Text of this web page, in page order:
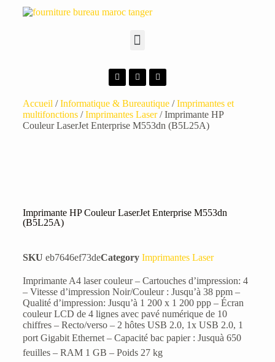
Accueil /Informatique & Bureautique/Imprimantes et
multifonctions/Imprimantes Laser/ Imprimante HP
Couleur LaserJet Enterprise M553dn (B5L25A)
Imprimante HP Couleur LaserJet Enterprise M553dn
(B5L25A)
SKU eb7646ef73deCategory Imprimantes Laser
Imprimante A4 laser couleur – Cartouches d’impression: 4
– Vitesse d’impression Noir/Couleur : Jusqu’à 38 ppm –
Qualité d’impression: Jusqu’à 1 200 x 1 200 ppp – Écran
couleur LCD de 4 lignes avec pavé numérique de 10
chiffres – Recto/verso – 2 hôtes USB 2.0, 1x USB 2.0, 1
port Gigabit Ethernet – Capacité bac papier : Jusquà 650
feuilles – RAM 1 GB – Poids 27 kg